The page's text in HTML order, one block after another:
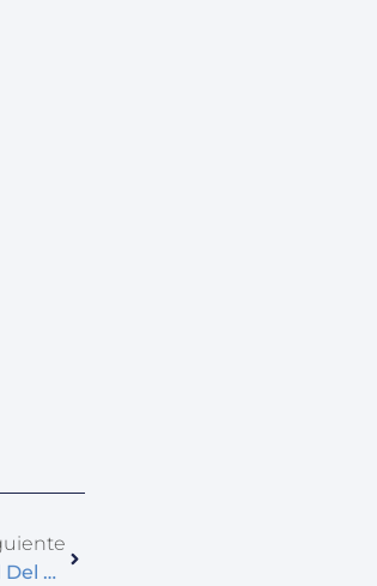
Impulsando El Bienestar Laboral: El Rol Vital Del Nanocrédito Para Empleados De Mipymes